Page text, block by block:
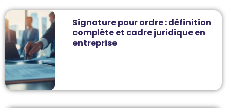
Signature pour ordre : définition
complète et cadre juridique en
entreprise